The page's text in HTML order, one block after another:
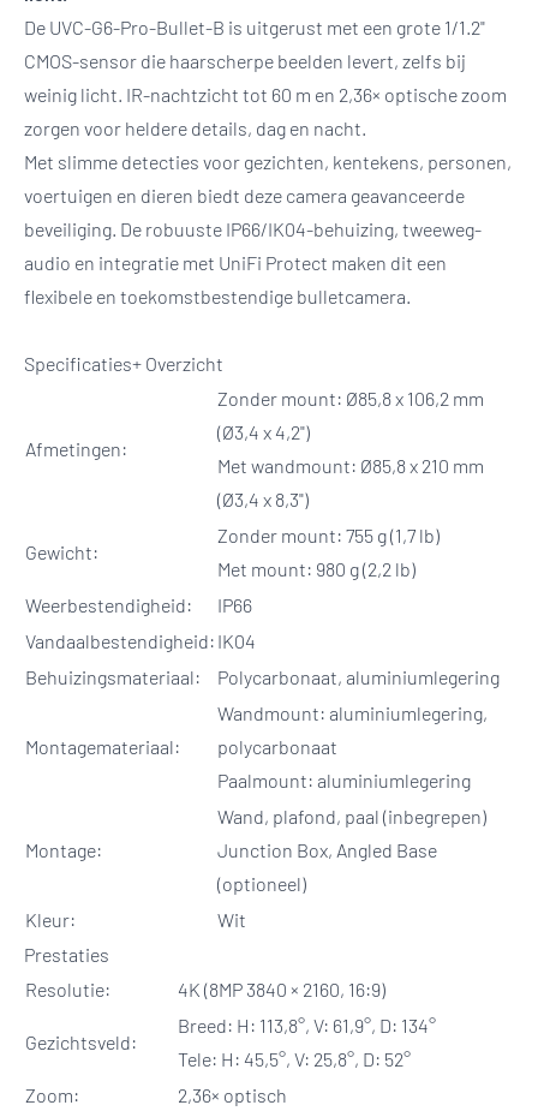
De UVC-G6-Pro-Bullet-B is uitgerust met een grote 1/1.2"
CMOS-sensor die haarscherpe beelden levert, zelfs bij
weinig licht. IR-nachtzicht tot 60 m en 2,36× optische zoom
zorgen voor heldere details, dag en nacht.
Met slimme detecties voor gezichten, kentekens, personen,
voertuigen en dieren biedt deze camera geavanceerde
beveiliging. De robuuste IP66/IK04-behuizing, tweeweg-
audio en integratie met UniFi Protect maken dit een
flexibele en toekomstbestendige bulletcamera.
Specificaties+ Overzicht
Afmetingen:
Zonder mount: Ø85,8 x 106,2 mm
(Ø3,4 x 4,2")
Met wandmount: Ø85,8 x 210 mm
(Ø3,4 x 8,3")
Gewicht:
Zonder mount: 755 g (1,7 lb)
Met mount: 980 g (2,2 lb)
Weerbestendigheid:
IP66
Vandaalbestendigheid: IK04
Behuizingsmateriaal:
Polycarbonaat, aluminiumlegering
Montagemateriaal:
Wandmount: aluminiumlegering,
polycarbonaat
Paalmount: aluminiumlegering
Montage:
Wand, plafond, paal (inbegrepen)
Junction Box, Angled Base
(optioneel)
Kleur:
Wit
Prestaties
Resolutie:
4K (8MP 3840 × 2160, 16:9)
Gezichtsveld:
Breed: H: 113,8°, V: 61,9°, D: 134°
Tele: H: 45,5°, V: 25,8°, D: 52°
Zoom:
2,36× optisch